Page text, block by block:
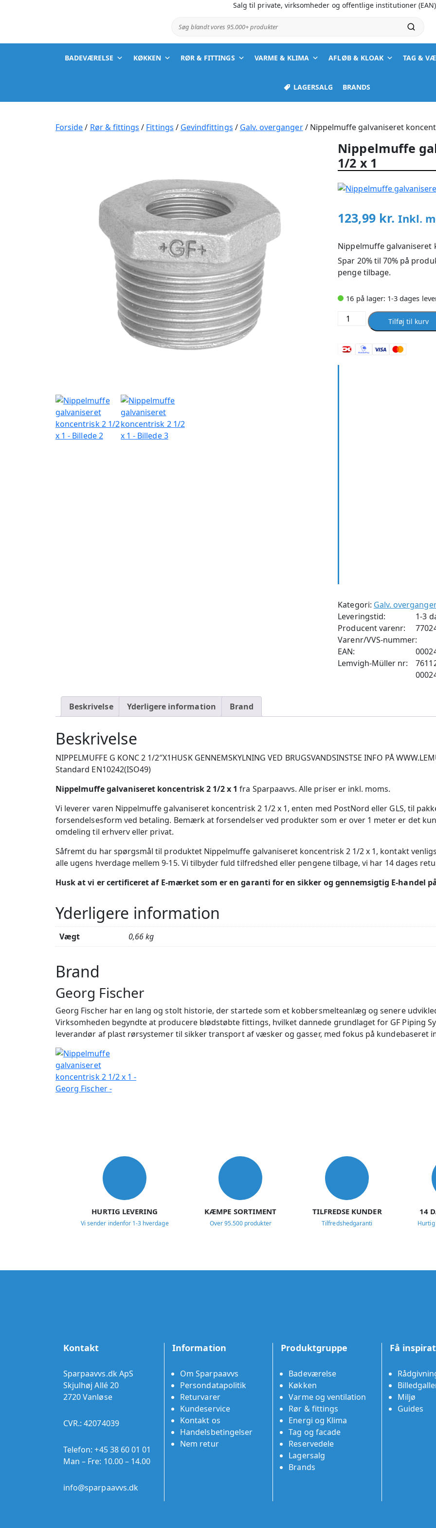
Salg til private, virksomheder og offentlige institutioner (EAN)
Søg blandt vores 95.000+ produkter
BADEVÆRELSE KØKKEN RØR & FITTINGS VARME & KLIMA AFLØB & KLOAK TAG &
LAGERSALG BRANDS
Forside/ Rør & fittings / Fittings / Gevindfittings / Galv. overganger/ Nippelmuffe galvaniseret
Nippelmuffe
1/2 x 1
123,99 kr. Inkl.
Nippelmuffe galvaniseret
Spar 20% til 70% på
penge tilbage.
16 på lager: 1-3 dages
Nippelmuffe
galvaniseret
1/2
Tilføj til kurv
Kategori: Galv.
Leveringstid:
1-3
Producent varenr:
Varenr/VVS-nummer:
EAN:
Lemvigh-Müller nr:
Beskrivelse Yderligere information Brand
Beskrivelse
NIPPELMUFFE G KONC 2 1/2″X1HUSK GENNEMSKYLNING VED BRUGSVANDSINSTSE INFO PÅ
Standard EN10242(ISO49)
Nippelmuffe galvaniseret koncentrisk 2 1/2 x 1 fra Sparpaavvs. Alle priser er inkl. moms.
Vi leverer varen Nippelmuffe galvaniseret koncentrisk 2 1/2 x 1, enten med PostNord eller GLS, til
forsendelsesform ved betaling. Bemærk at forsendelser ved produkter som er over 1 meter er det
omdeling til erhverv eller privat.
Såfremt du har spørgsmål til produktet Nippelmuffe galvaniseret koncentrisk 2 1/2 x 1, kontakt
alle ugens hverdage mellem 9-15. Vi tilbyder fuld tilfredshed eller pengene tilbage, vi har 14 dages
Husk at vi er certificeret af E-mærket som er en garanti for en sikker og gennemsigtig E-handel
Yderligere information
Vægt 0,66 kg
Brand
Georg Fischer
Georg Fischer har en lang og stolt historie, der startede som et kobbersmelteanlæg og senere
Virksomheden begyndte at producere blødstøbte fittings, hvilket dannede grundlaget for GF Piping
leverandør af plast rørsystemer til sikker transport af væsker og gasser, med fokus på kundebaseret
HURTIG LEVERING
Vi sender indenfor 1-3 hverdage
KÆMPE SORTIMENT
Over 95.500 produkter
TILFREDSE KUNDER
Tilfredshedgaranti
14
Kontakt
Sparpaavvs.dk ApS
Skjulhøj Allé 20
2720 Vanløse
CVR.: 42074039
Telefon:+45 38 60 01 01
Man – Fre: 10.00 – 14.00
info@sparpaavvs.dk
Information
Om Sparpaavvs
Persondatapolitik
Returvarer
Kundeservice
Kontakt os
Handelsbetingelser
Nem retur
Produktgruppe
Badeværelse
Køkken
Varme og ventilation
Rør & fittings
Energi og Klima
Tag og facade
Reservedele
Lagersalg
Brands
Få
Miljø
Guides